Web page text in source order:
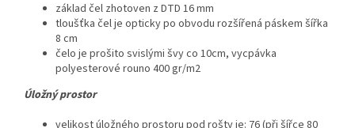
základ čel zhotoven z DTD 16 mm
tloušťka čel je opticky po obvodu rozšířená páskem šířka
8 cm
čelo je prošito svislými švy co 10cm, vycpávka
polyesterové rouno 400 gr/m2
Úložný prostor